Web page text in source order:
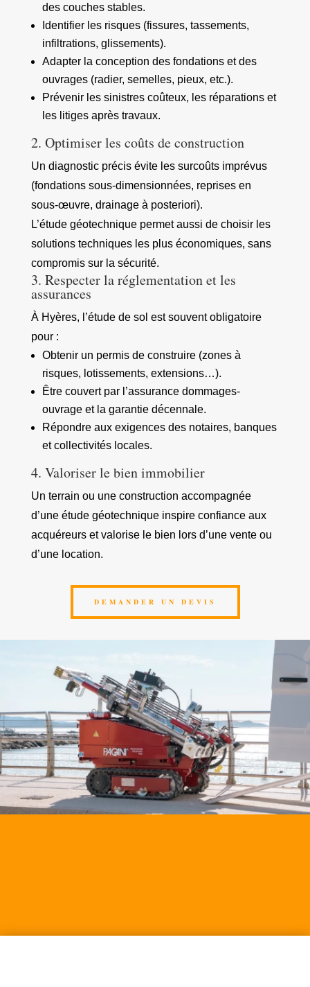
des couches stables.
Identifier les risques (fissures, tassements,
infiltrations, glissements).
Adapter la conception des fondations et des
ouvrages (radier, semelles, pieux, etc.).
Prévenir les sinistres coûteux, les réparations et
les litiges après travaux.
2. Optimiser les coûts de construction
Un diagnostic précis évite les surcoûts imprévus
(fondations sous-dimensionnées, reprises en
sous-œuvre, drainage à posteriori).
L’étude géotechnique permet aussi de choisir les
solutions techniques les plus économiques, sans
compromis sur la sécurité.
3. Respecter la réglementation et les
assurances
À Hyères, l’étude de sol est souvent obligatoire
pour :
Obtenir un permis de construire (zones à
risques, lotissements, extensions…).
Être couvert par l’assurance dommages-
ouvrage et la garantie décennale.
Répondre aux exigences des notaires, banques
et collectivités locales.
4. Valoriser le bien immobilier
Un terrain ou une construction accompagnée
d’une étude géotechnique inspire confiance aux
acquéreurs et valorise le bien lors d’une vente ou
d’une location.
DEMANDER UN DEVIS